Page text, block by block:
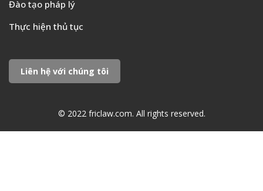
Đào tạo pháp lý
Thực hiện thủ tục
Liên hệ với chúng tôi
© 2022 friclaw.com. All rights reserved.